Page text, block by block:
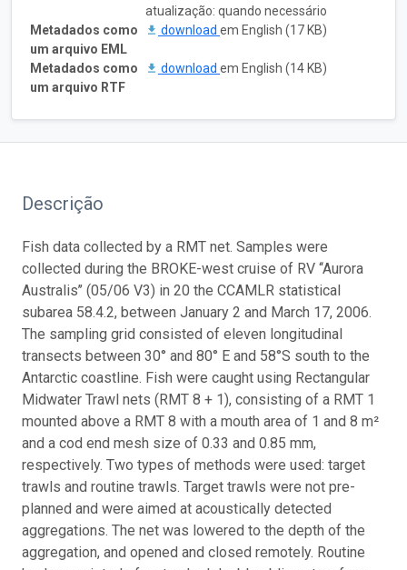
atualização: quando necessário
Metadados como
um arquivo EML
download em English (17 KB)
Metadados como
um arquivo RTF
download em English (14 KB)
Descrição
Fish data collected by a RMT net. Samples were
collected during the BROKE-west cruise of RV ‘‘Aurora
Australis’’ (05/06 V3) in 20 the CCAMLR statistical
subarea 58.4.2, between January 2 and March 17, 2006.
The sampling grid consisted of eleven longitudinal
transects between 30° and 80° E and 58°S south to the
Antarctic coastline. Fish were caught using Rectangular
Midwater Trawl nets (RMT 8 + 1), consisting of a RMT 1
mounted above a RMT 8 with a mouth area of 1 and 8 m²
and a cod end mesh size of 0.33 and 0.85 mm,
respectively. Two types of methods were used: target
trawls and routine trawls. Target trawls were not pre-
planned and were aimed at acoustically detected
aggregations. The net was lowered to the depth of the
aggregation, and opened and closed remotely. Routine